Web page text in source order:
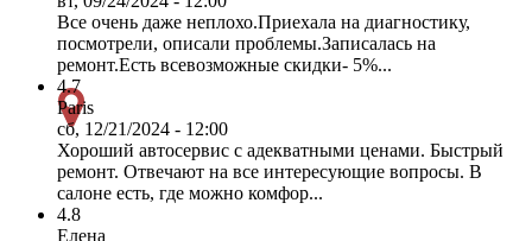
Все очень даже неплохо.Приехала на диагностику,
посмотрели, описали проблемы.Записалась на
ремонт.Есть всевозможные скидки- 5%...
4.7
Paris
сб, 12/21/2024 - 12:00
Хороший автосервис с адекватными ценами. Быстрый
ремонт. Отвечают на все интересующие вопросы. В
салоне есть, где можно комфор...
4.8
Елена